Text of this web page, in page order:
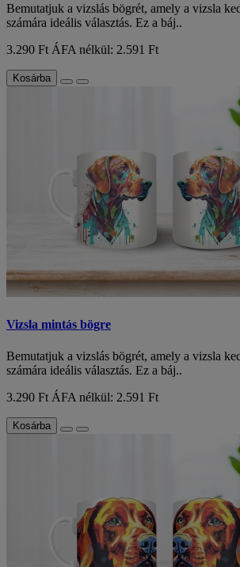
Bemutatjuk a vizslás bögrét, amely a vizsla
számára ideális választás. Ez a báj..
3.290 Ft ÁFA nélkül: 2.591 Ft
Kosárba
Vizsla mintás bögre
Bemutatjuk a vizslás bögrét, amely a vizsla
számára ideális választás. Ez a báj..
3.290 Ft ÁFA nélkül: 2.591 Ft
Kosárba